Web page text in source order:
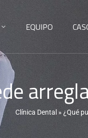
EQUIPO
Clínica Dental » ¿Qué